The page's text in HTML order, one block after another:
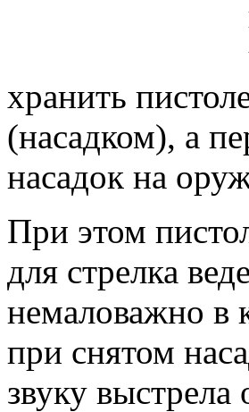
хранить
(насадком), а
насадок на
При этом
для стрелка
немаловажно в
при снятом
звуку